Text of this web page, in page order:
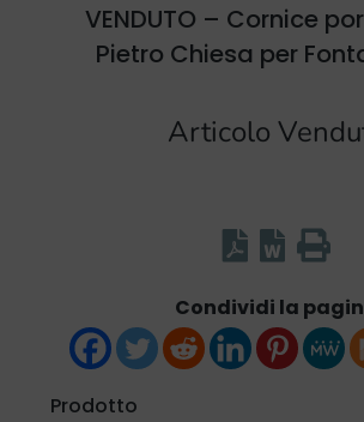
VENDUTO – Cornice
Pietro Chiesa per
Articolo
Condividi la
Prodotto